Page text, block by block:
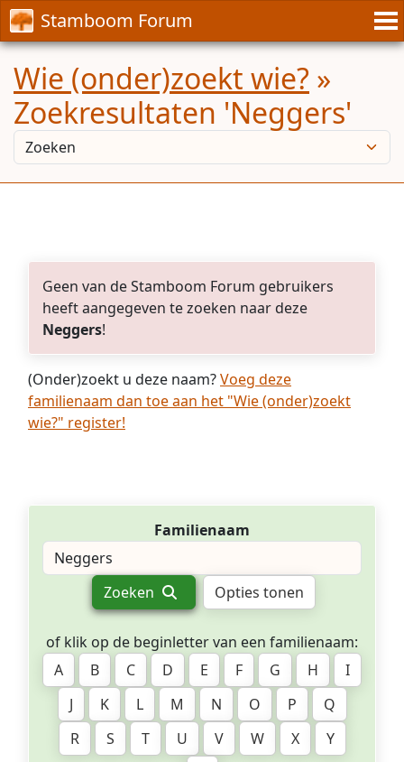
Stamboom Forum
Wie (onder)zoekt wie? »
Zoekresultaten 'Neggers'
Geen van de Stamboom Forum gebruikers
heeft aangegeven te zoeken naar deze
Neggers!
(Onder)zoekt u deze naam?Voeg deze
familienaam dan toe aan het "Wie (onder)zoekt
wie?" register!
Familienaam
Zoeken Opties tonen
of klik op de beginletter van een familienaam:
A
B C D E F G H
I
J
K L M N O P
Q
R
S T U V W X
Y